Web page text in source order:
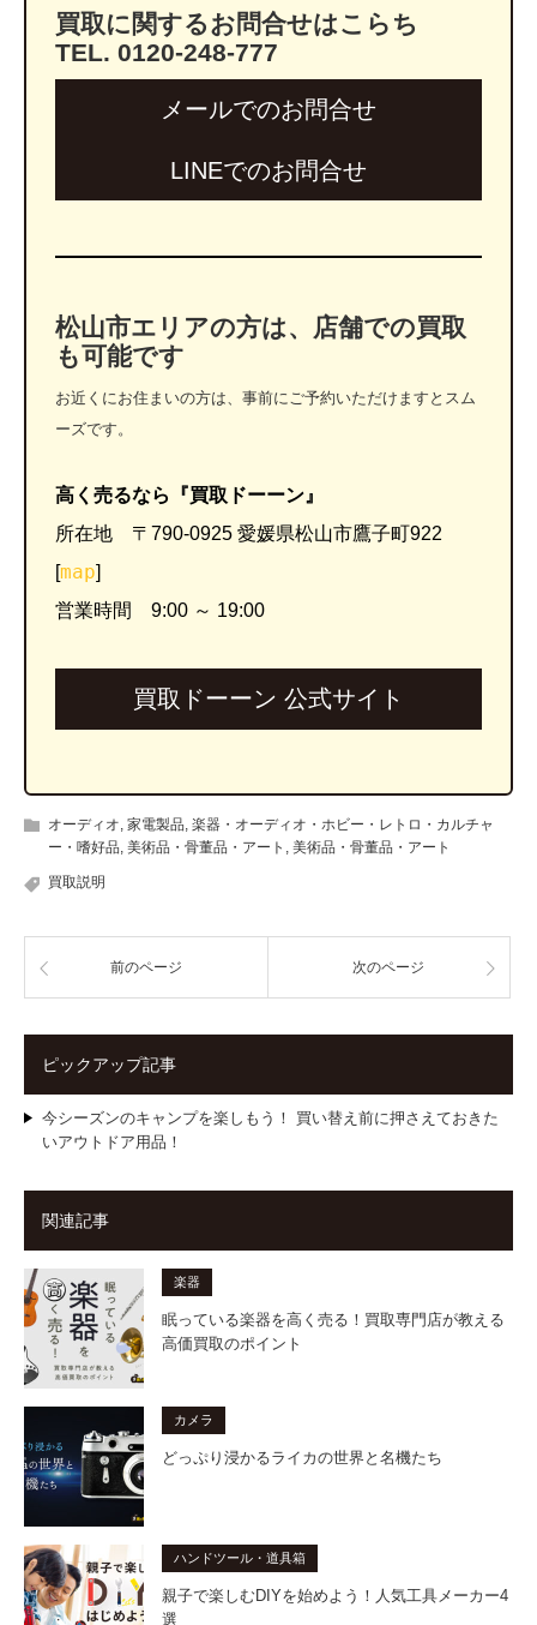
買取に関するお問合せはこらち
TEL. 0120-248-777
メールでのお問合せ
LINEでのお問合せ
松山市エリアの方は、店舗での買取
も可能です
お近くにお住まいの方は、事前にご予約いただけますとスム
ーズです。
高く売るなら『買取ドーーン』
所在地 〒790-0925 愛媛県松山市鷹子町922
[map]
営業時間 9:00 ～ 19:00
買取ドーーン 公式サイト
オーディオ, 家電製品, 楽器・オーディオ・ホビー・レトロ・カルチャ
ー・嗜好品, 美術品・骨董品・アート , 美術品・骨董品・アート
買取説明
前のページ 次のページ
ピックアップ記事
今シーズンのキャンプを楽しもう！ 買い替え前に押さえておきた
いアウトドア用品！
関連記事
楽器
眠っている楽器を高く売る！買取専門店が教える
高価買取のポイント
カメラ
どっぷり浸かるライカの世界と名機たち
ハンドツール・道具箱
親子で楽しむDIYを始めよう！人気工具メーカー4
選